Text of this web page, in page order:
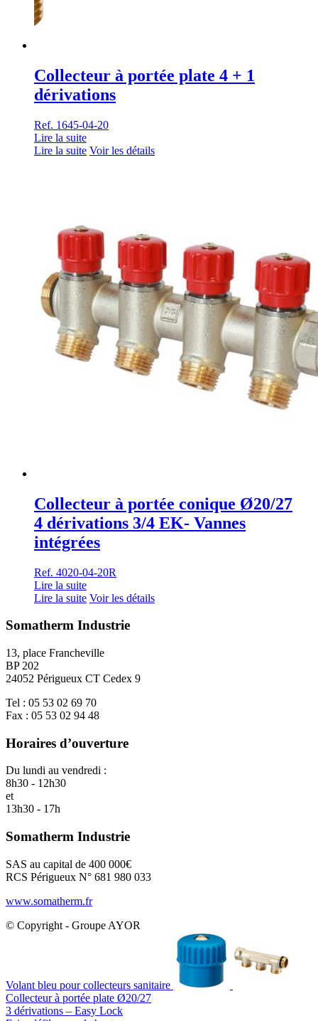
Collecteur à portée plate 4 + 1
dérivations
Ref. 1645-04-20
Lire la suite
Lire la suite Voir les détails
Collecteur à portée conique Ø20/27
4 dérivations 3/4 EK- Vannes
intégrées
Ref. 4020-04-20R
Lire la suite
Lire la suite Voir les détails
Somatherm Industrie
13, place Francheville
BP 202
24052 Périgueux CT Cedex 9
Tel : 05 53 02 69 70
Fax : 05 53 02 94 48
Horaires d’ouverture
Du lundi au vendredi :
8h30 - 12h30
et
13h30 - 17h
Somatherm Industrie
SAS au capital de 400 000€
RCS Périgueux N° 681 980 033
www.somatherm.fr
© Copyright - Groupe AYOR
Volant bleu pour collecteurs sanitaire
Collecteur à portée plate Ø20/27
3 dérivations – Easy Lock